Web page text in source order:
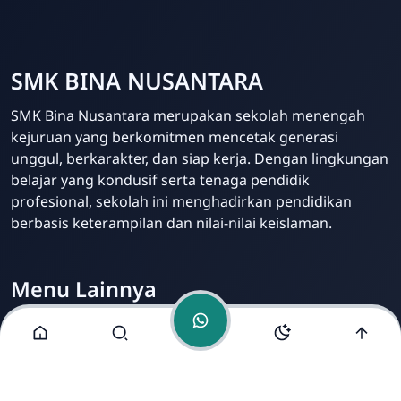
Admin Sekolah
Online
SMK BINA NUSANTARA
SMK Bina Nusantara merupakan sekolah menengah
kejuruan yang berkomitmen mencetak generasi
unggul, berkarakter, dan siap kerja. Dengan lingkungan
belajar yang kondusif serta tenaga pendidik
profesional, sekolah ini menghadirkan pendidikan
berbasis keterampilan dan nilai-nilai keislaman.
Menu Lainnya
Visi dan Misi